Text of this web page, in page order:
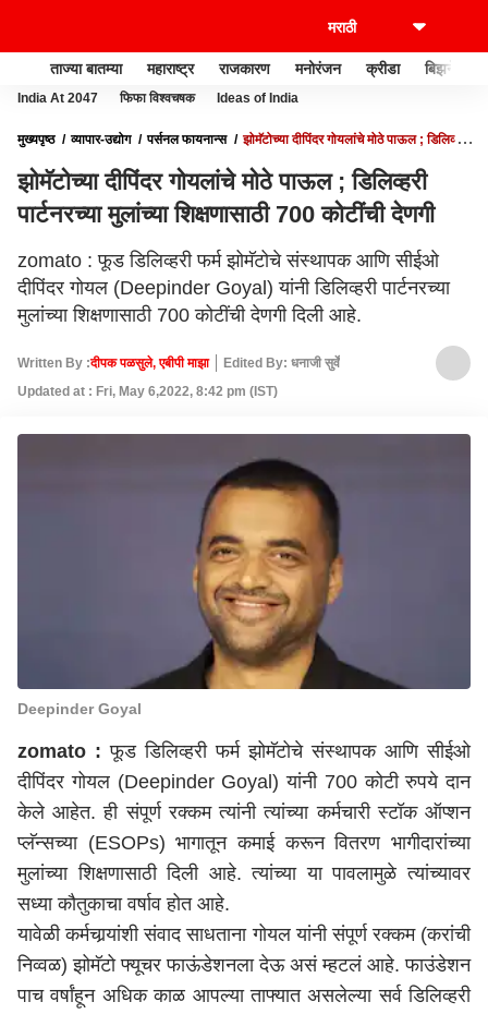
ताज्या बातम्या महाराष्ट्र राजकारण मनोरंजन क्रीडा बिझनेस
India At 2047 फिफा विश्वचषक Ideas of India
मुख्यपृष्ठ व्यापार-उद्योग पर्सनल फायनान्स
झोमॅटोच्या दीपिंदर गोयलांचे मोठे पाऊल ; डिलिव्हरी
झोमॅटोच्या दीपिंदर गोयलांचे मोठे पाऊल ; डिलिव्हरी
पार्टनरच्या मुलांच्या शिक्षणासाठी 700 कोटींची देणगी
zomato : फूड डिलिव्हरी फर्म झोमॅटोचे संस्थापक आणि सीईओ
दीपिंदर गोयल (Deepinder Goyal) यांनी डिलिव्हरी पार्टनरच्या
मुलांच्या शिक्षणासाठी 700 कोटींची देणगी दिली आहे.
Written By :दीपक पळसुले, एबीपी माझा
Edited By: धनाजी सुर्वे
Updated at : Fri, May 6,2022, 8:42 pm (IST)
Deepinder Goyal
zomato : फूड डिलिव्हरी फर्म झोमॅटोचे संस्थापक आणि सीईओ
दीपिंदर गोयल (Deepinder Goyal) यांनी 700 कोटी रुपये दान
केले आहेत. ही संपूर्ण रक्कम त्यांनी त्यांच्या कर्मचारी स्टॉक ऑप्शन
प्लॅन्सच्या (ESOPs) भागातून कमाई करून वितरण भागीदारांच्या
मुलांच्या शिक्षणासाठी दिली आहे. त्यांच्या या पावलामुळे त्यांच्यावर
सध्या कौतुकाचा वर्षाव होत आहे.
यावेळी कर्मचार्‍यांशी संवाद साधताना गोयल यांनी संपूर्ण रक्कम (करांची
निव्वळ) झोमॅटो फ्यूचर फाऊंडेशनला देऊ असं म्हटलं आहे. फाउंडेशन
पाच वर्षांहून अधिक काळ आपल्या ताफ्यात असलेल्या सर्व डिलिव्हरी